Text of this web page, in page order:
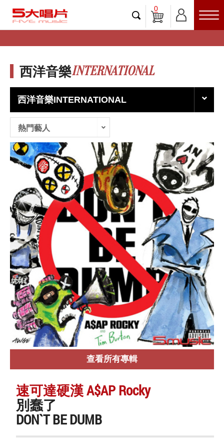
0
西洋音樂INTERNATIONAL
西洋音樂INTERNATIONAL
熱門藝人
查看所有專輯
速可達硬漢 A$AP Rocky
別蠢了
DON`T BE DUMB